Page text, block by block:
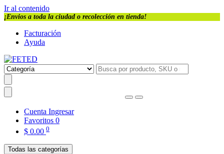
Ir al contenido
¡Envios a toda la ciudad o recolección en tienda!
Facturación
Ayuda
Cuenta Ingresar
Favoritos 0
$ 0.00 0
Todas las categorías